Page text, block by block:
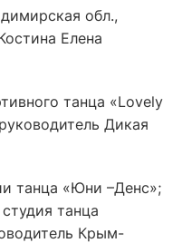
обл.,
Елена
танца «Lovely
Дикая
танца «Юни –Денс»;
танца
Крым-